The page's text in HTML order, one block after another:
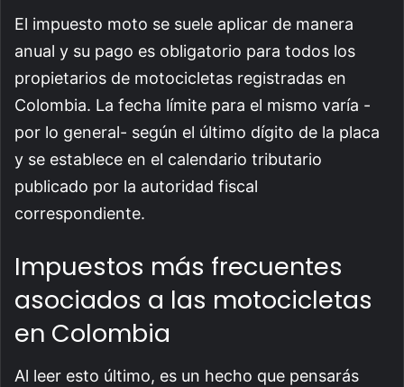
El impuesto moto se suele aplicar de manera
anual y su pago es obligatorio para todos los
propietarios de motocicletas registradas en
Colombia. La fecha límite para el mismo varía -
por lo general- según el último dígito de la placa
y se establece en el calendario tributario
publicado por la autoridad fiscal
correspondiente.
Impuestos más frecuentes
asociados a las motocicletas
en Colombia
Al leer esto último, es un hecho que pensarás